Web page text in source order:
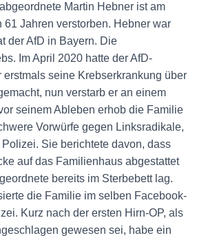
Martin Hebner ist am
61 Jahren verstorben. Hebner war
der AfD in Bayern. Die
Im April 2020 hatte der AfD-
seine Krebserkrankung über
nun verstarb er an einem
seinem Ableben erhob die Familie
Vorwürfe gegen Linksradikale,
Sie berichtete davon, dass
auf das Familienhaus abgestattet
bereits im Sterbebett lag.
die Familie im selben Facebook-
Kurz nach der ersten Hirn-OP, als
gewesen sei, habe ein